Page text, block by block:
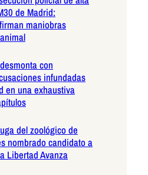
de Madrid:
maniobras
con
infundadas
en una exhaustiva
del zoológico de
nombrado candidato a
Libertad Avanza